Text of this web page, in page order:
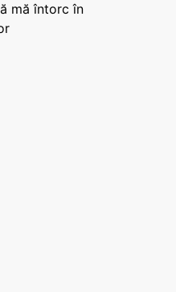
mă întorc în